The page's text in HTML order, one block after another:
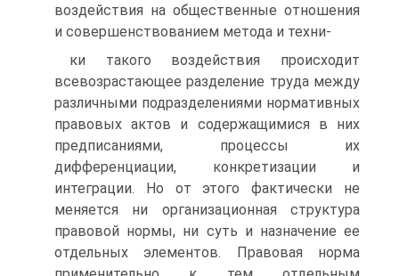
воздействия на общественные отношения
и совершенствованием метода и техни-
ки такого воздействия происходит
всевозрастающее разделение труда между
различными подразделениями нормативных
право­вых актов и содержащимися в них
предписаниями, процессы их
дифференциации, конкретизации и
интеграции. Но от этого фак­тически не
меняется ни организационная структура
правовой нор­мы, ни суть и назначение ее
отдельных элементов. Правовая нор­ма